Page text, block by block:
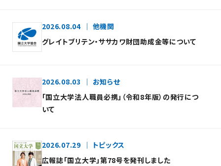
2026.08.04
他機関
グレイトブリテン・ササカワ財団助成金等について
2026.08.03
お知らせ
「国立大学法人職員必携」（令和8年版）の発行につ
いて
2026.07.29
トピックス
広報誌「国立大学」第78号を発刊しました